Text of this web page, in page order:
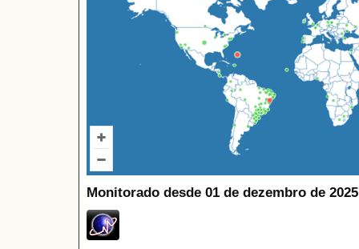
Monitorado desde 01 de dezembro de